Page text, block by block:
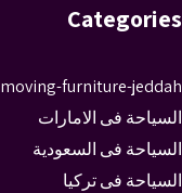
Categories
moving-furniture-jeddah
السياحة فى الامارات
السياحة فى السعودية
السياحة فى تركيا